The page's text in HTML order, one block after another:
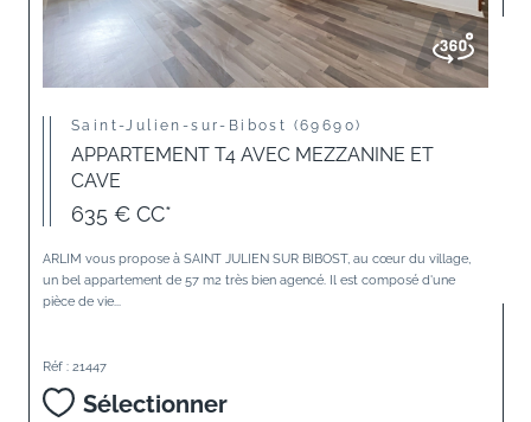
Saint-Julien-sur-Bibost (69690)
APPARTEMENT T4 AVEC MEZZANINE ET
CAVE
635 € CC*
ARLIM vous propose à SAINT JULIEN SUR BIBOST, au cœur du village,
un bel appartement de 57 m2 très bien agencé. Il est composé d'une
pièce de vie...
Réf : 21447
Sélectionner